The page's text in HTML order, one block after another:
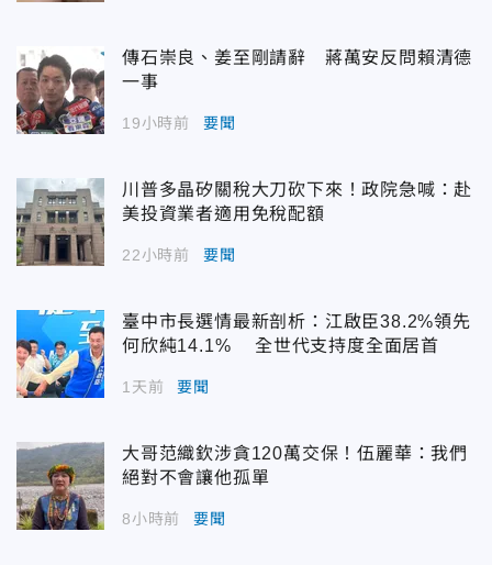
傳石崇良、姜至剛請辭 蔣萬安反問賴清德
一事
19小時前 要聞
川普多晶矽關稅大刀砍下來！政院急喊：赴
美投資業者適用免稅配額
22小時前 要聞
臺中市長選情最新剖析：江啟臣38.2%領先
何欣純14.1% 全世代支持度全面居首
1天前 要聞
大哥范織欽涉貪120萬交保！伍麗華：我們
絕對不會讓他孤單
8小時前 要聞